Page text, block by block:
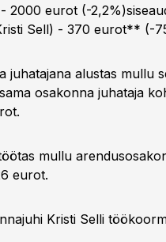
2000 eurot (-
Sell) - 370 eurot** (-
juhatajana alustas mullu
osakonna juhataja
mullu
eurot.
Kristi Selli